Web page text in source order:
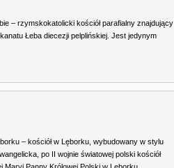
– rzymskokatolicki kościół parafialny znajdujący
Łeba diecezji pelplińskiej. Jest jedynym
– kościół w Lęborku, wybudowany w stylu
po II wojnie światowej polski kościół
Panny Królowej Polski w Lęborku.